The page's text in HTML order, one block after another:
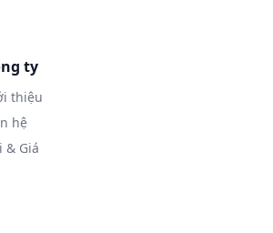
ty
thiệu
hệ
& Giá